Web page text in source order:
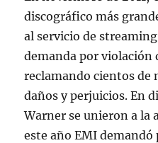
discográfico más
al servicio de
demanda por violación
reclamando cientos de
daños y perjuicios. En
Warner se unieron a la
este año EMI